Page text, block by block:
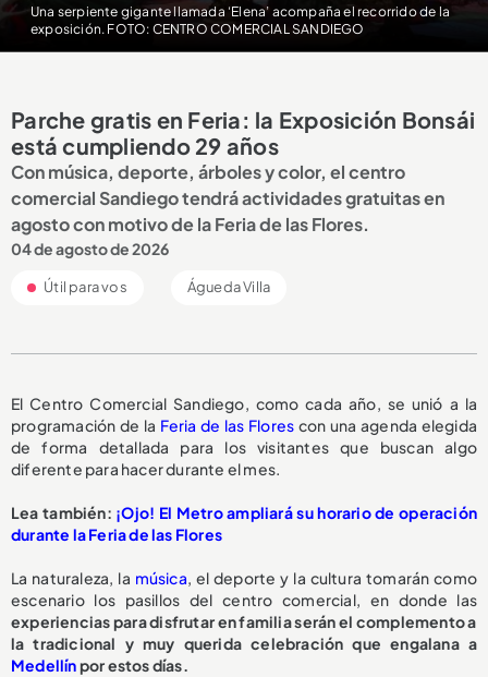
Una serpiente gigante llamada ‘Elena’ acompaña el recorrido de la
exposición. FOTO: CENTRO COMERCIAL SANDIEGO
Parche gratis en Feria: la Exposición Bonsái
está cumpliendo 29 años
Con música, deporte, árboles y color, el centro
comercial Sandiego tendrá actividades gratuitas en
agosto con motivo de la Feria de las Flores.
04 de agosto de 2026
Útil para vos Águeda Villa
El Centro Comercial Sandiego, como cada año, se unió a la
programación de la Feria de las Flores con una agenda elegida
de forma detallada para los visitantes que buscan algo
diferente para hacer durante el mes.
Lea también: ¡Ojo! El Metro ampliará su horario de operación
durante la Feria de las Flores
La naturaleza, la música, el deporte y la cultura tomarán como
escenario los pasillos del centro comercial, en donde las
experiencias para disfrutar en familia serán el complemento a
la tradicional y muy querida celebración que engalana a
Medellínpor estos días.